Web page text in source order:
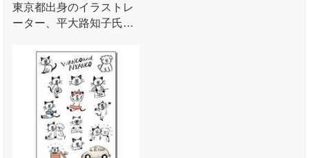
東京都出身のイラストレ
ーター、平大路知子氏と
です。